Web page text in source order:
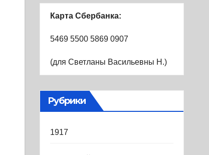
Карта Сбербанка:
5469 5500 5869 0907
(для Светланы Васильевны Н.)
Рубрики
1917